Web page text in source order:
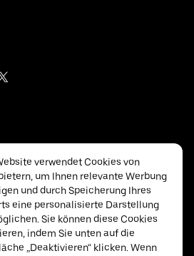
verwendet Cookies von
um Ihnen relevante Werbung
und durch Speicherung Ihres
eine personalisierte Darstellung
Sie können diese Cookies
indem Sie unten auf die
„Deaktivieren“ klicken. Wenn